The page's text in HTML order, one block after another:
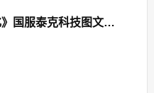
松江佘山《方舟：生存进化》国服泰克科技图文攻略 泰克科技怎么用？